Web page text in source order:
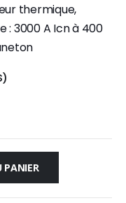
thermique,
: 3000 A Icn à 400
PANIER